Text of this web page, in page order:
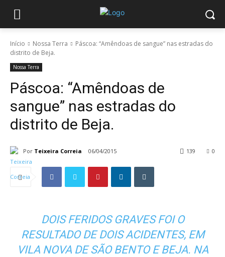
Início Nossa Terra
Páscoa: “Amêndoas de sangue” nas estradas do
distrito de Beja.
Nossa Terra
Páscoa: “Amêndoas de
sangue” nas estradas do
distrito de Beja.
Por Teixeira Correia 06/04/2015 0
139
DOIS FERIDOS GRAVES FOI O
RESULTADO DE DOIS ACIDENTES, EM
VILA NOVA DE SÃO BENTO E BEJA. NA